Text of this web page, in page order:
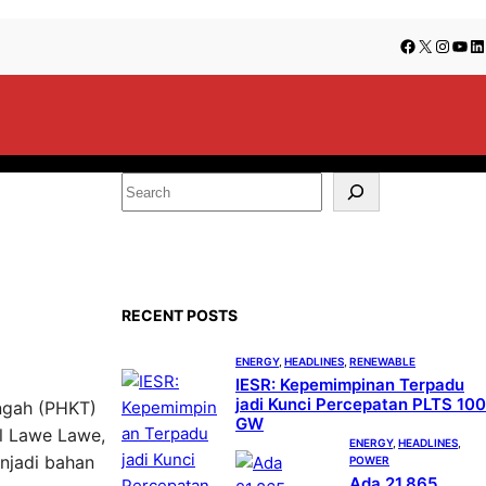
Facebook
X
(PHKT)
Lawe Lawe,
bahan
S
e
RECENT POSTS
ENERGY, HEADLINES RENEWABLE
IESR: Kepemimpinan Terpadu
jadi Kunci Percepatan PLTS 100
GW
ENERGY, HEADLINES
POWER